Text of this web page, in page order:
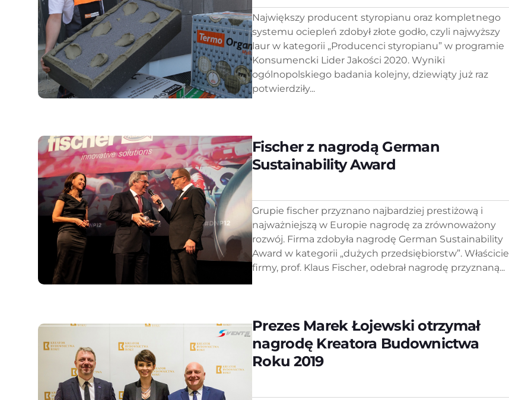
Największy producent styropianu oraz kompletnego
systemu ociepleń zdobył złote godło, czyli najwyższy
laur w kategorii „Producenci styropianu” w programie
Konsumencki Lider Jakości 2020. Wyniki
ogólnopolskiego badania kolejny, dziewiąty już raz
potwierdziły...
Fischer z nagrodą German
Sustainability Award
Grupie fischer przyznano najbardziej prestiżową i
najważniejszą w Europie nagrodę za zrównoważony
rozwój. Firma zdobyła nagrodę German Sustainability
Award w kategorii „dużych przedsiębiorstw”. Właściciel
firmy, prof. Klaus Fischer, odebrał nagrodę przyznaną...
Prezes Marek Łojewski otrzymał
nagrodę Kreatora Budownictwa
Roku 2019